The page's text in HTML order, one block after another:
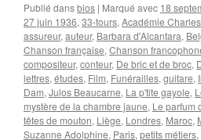
Publié dansbios | Marqué avec 18
27 juin 1936, 33-tours, Académie
assureur, auteur, Barbara d'Alcantara,
Chanson française, Chanson
compositeur, conteur, De bric et de broc,
lettres, études, Film, Funérailles, guitare,
Dam, Julos Beaucarne, La p'tite gayole,
mystère de la chambre jaune, Le parfum
têtes de mouton, Liège, Londres, Maroc,
Suzanne Adolphine, Paris, petits métiers,